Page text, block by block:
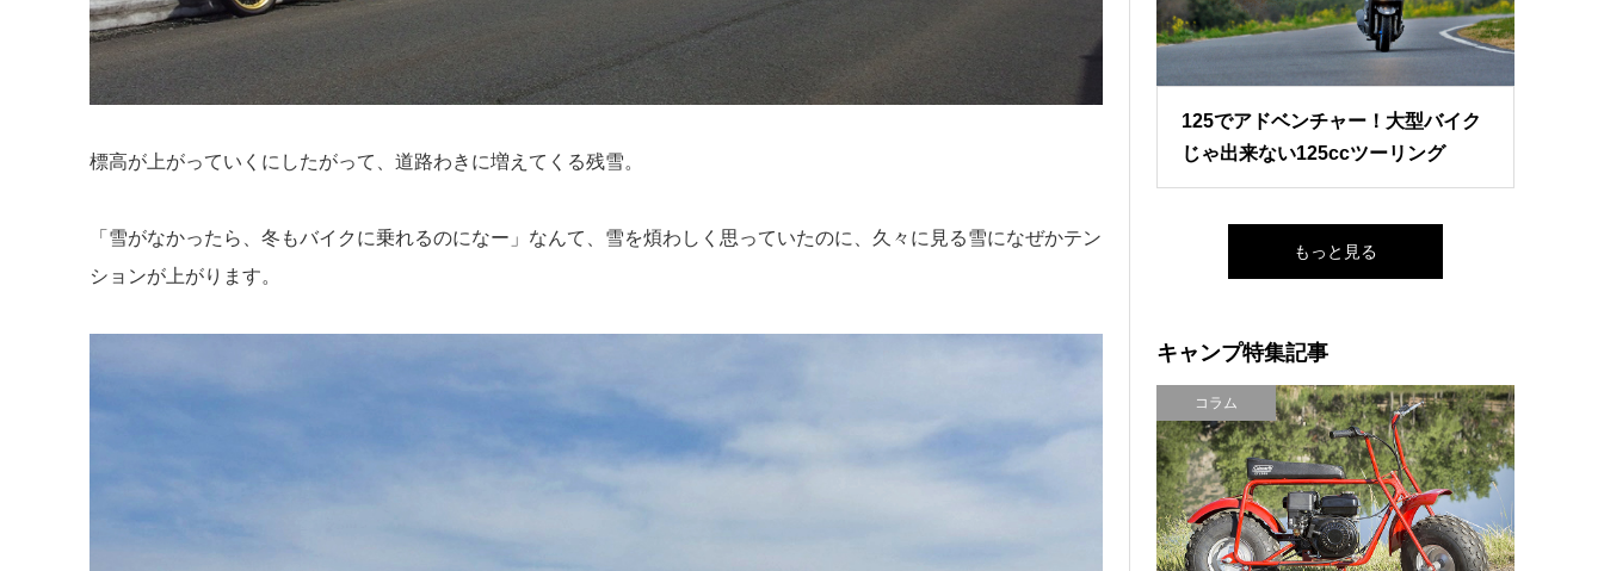
標高が上がっていくにしたがって、道路わきに増えてくる残雪。
「雪がなかったら、冬もバイクに乗れるのになー」なんて、雪を煩わしく思っていたのに、久々に見る雪になぜかテン
ションが上がります。
125でアドベンチャー！大型バイク
じゃ出来ない125ccツーリング
もっと見る
キャンプ特集記事
コラム